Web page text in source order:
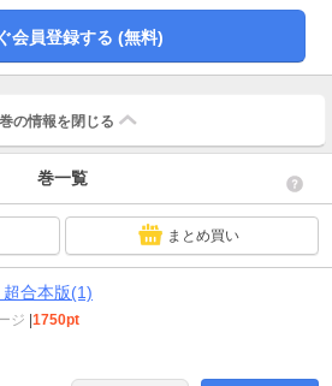
会員登録する (無料)
の情報を 閉じる
巻一覧
まとめ買い
合本版(1)
ジ |1750pt